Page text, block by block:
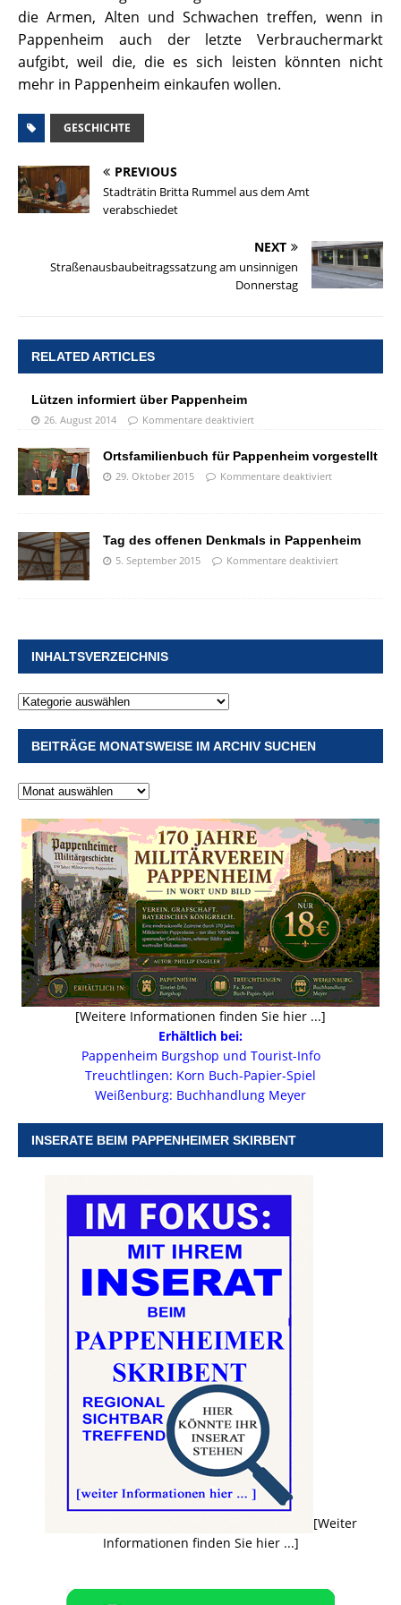
die Armen, Alten und Schwachen treffen, wenn in
Pappenheim auch der letzte Verbrauchermarkt
aufgibt, weil die, die es sich leisten könnten nicht
mehr in Pappenheim einkaufen wollen.
GESCHICHTE
PREVIOUS
Stadträtin Britta Rummel aus dem Amt
verabschiedet
NEXT
Straßenausbaubeitragssatzung am unsinnigen
Donnerstag
RELATED ARTICLES
Lützen informiert über Pappenheim
26. August 2014 Kommentare deaktiviert
Ortsfamilienbuch für Pappenheim vorgestellt
29. Oktober 2015 Kommentare deaktiviert
Tag des offenen Denkmals in Pappenheim
5. September 2015 Kommentare deaktiviert
INHALTSVERZEICHNIS
BEITRÄGE MONATSWEISE IM ARCHIV SUCHEN
[Weitere Informationen finden Sie hier ...]
Erhältlich bei:
Pappenheim Burgshop und Tourist-Info
Treuchtlingen: Korn Buch-Papier-Spiel
Weißenburg: Buchhandlung Meyer
INSERATE BEIM PAPPENHEIMER SKIRBENT
[Weiter
Informationen finden Sie hier ...]